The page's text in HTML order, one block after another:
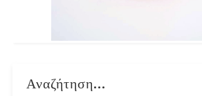
Αναζήτηση...